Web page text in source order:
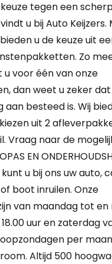
tegen een
u bij Auto Keijzers.
u de keuze uit
Zo
u voor één van onze
dan weet u zeker
besteed is. Wij
uit 2
Vraag naar de
EN
kunt u bij ons uw auto,
boot inruilen. Onze
van maandag tot
uur en zaterdag
per
Altijd 500